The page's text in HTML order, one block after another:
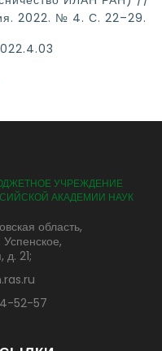
2022. № 4. С. 22–29.
УЧРЕЖДЕНИЕ
АКАДЕМИИ НАУК
область,
д. 21;
52-57